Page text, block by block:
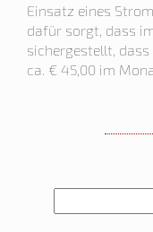
Einsatz eines
dafür sorgt, dass
sichergestellt,
ca. € 45,00 im
nach: